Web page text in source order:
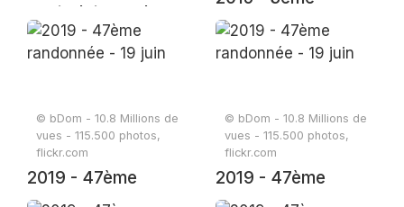
cent., Istaravshan,
Tajikistan (1)
randonnée - 22 avril
© bDom - 10.8 Millions de
vues - 115.500 photos,
flickr.com
2019 - 47ème
randonnée - 19 juin
© bDom - 10.8 Millions de
vues - 115.500 photos,
flickr.com
2019 - 47ème
randonnée - 19 juin